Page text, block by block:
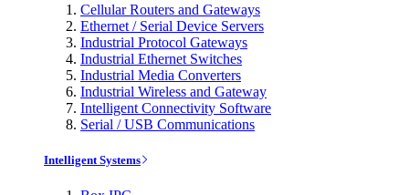
Cellular Routers and Gateways
Ethernet / Serial Device Servers
Industrial Protocol Gateways
Industrial Ethernet Switches
Industrial Media Converters
Industrial Wireless and Gateway
Intelligent Connectivity Software
Serial / USB Communications
Intelligent Systems